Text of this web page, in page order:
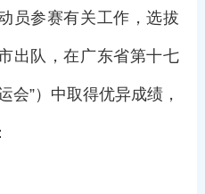
员参赛有关工作，选拔
出队，在广东省第十七
会”）中取得优异成绩，